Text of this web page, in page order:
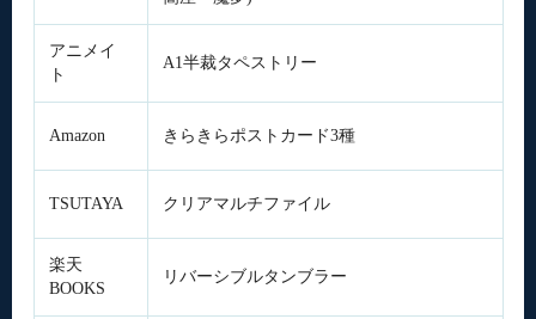
アニメイ
ト
A1半裁タペストリー
Amazon きらきらポストカード3種
TSUTAYA クリアマルチファイル
楽天
BOOKS
リバーシブルタンブラー